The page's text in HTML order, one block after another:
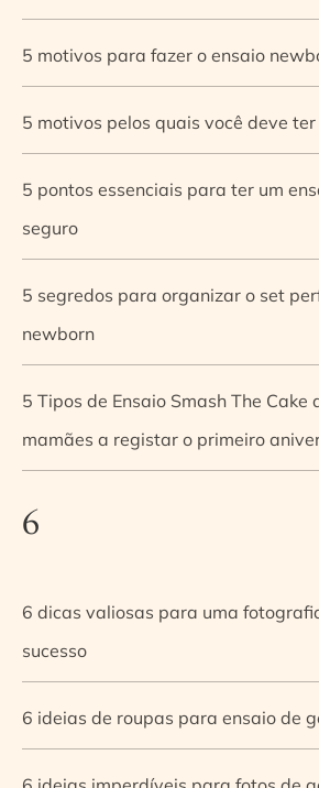
5 motivos para fazer o ensaio
5 motivos pelos quais você deve
5 pontos essenciais para ter um
seguro
5 segredos para organizar o set
newborn
5 Tipos de Ensaio Smash The Cake
mamães a registar o primeiro
6
6 dicas valiosas para uma
sucesso
6 ideias de roupas para ensaio de